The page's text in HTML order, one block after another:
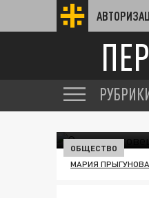
ОБЩЕСТВО
МАРИЯ ПРЫГУНОВА